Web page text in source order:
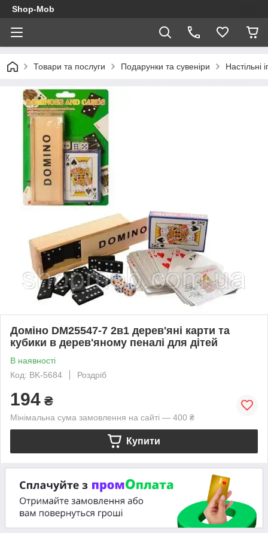
Shop-Mob
Товари та послуги Подарунки та сувеніри Настільні
Доміно DM25547-7 2в1 дерев'яні карти та
кубики в дерев'яному пеналі для дітей
В наявності
Код: BK-5684
Роздріб
194 ₴
Мінімальна сума замовлення на сайті — 400 ₴
Купити